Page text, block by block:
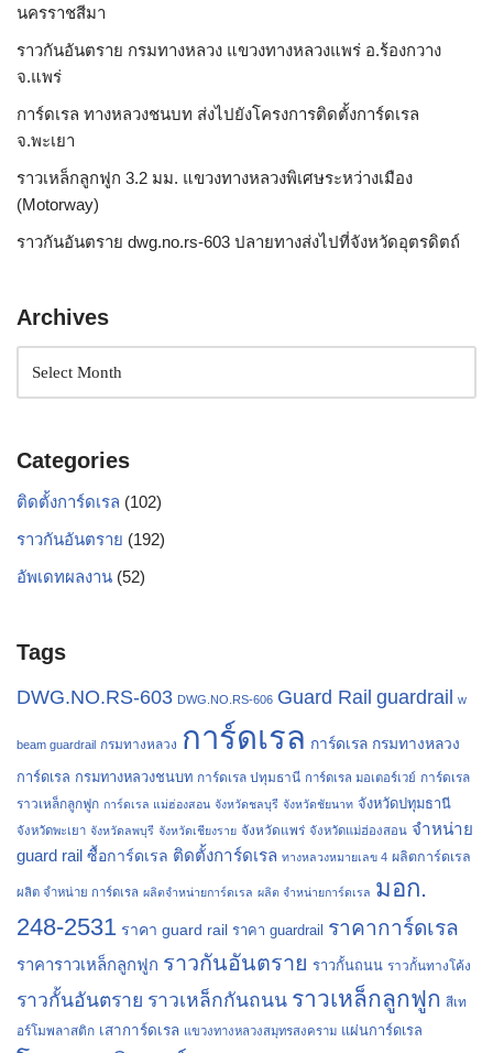
นครราชสีมา
ราวกันอันตราย กรมทางหลวง แขวงทางหลวงแพร่ อ.ร้องกวาง
จ.แพร่
การ์ดเรล ทางหลวงชนบท ส่งไปยังโครงการติดตั้งการ์ดเรล
จ.พะเยา
ราวเหล็กลูกฟูก 3.2 มม. แขวงทางหลวงพิเศษระหว่างเมือง
(Motorway)
ราวกันอันตราย dwg.no.rs-603 ปลายทางส่งไปที่จังหวัดอุตรดิตถ์
Archives
Categories
ติดตั้งการ์ดเรล (102)
ราวกันอันตราย (192)
อัพเดทผลงาน (52)
Tags
DWG.NO.RS-603 DWG.NO.RS-606 Guard Rail guardrail w
beam guardrail กรมทางหลวง การ์ดเรล การ์ดเรล กรมทางหลวง
การ์ดเรล กรมทางหลวงชนบท การ์ดเรล ปทุมธานี การ์ดเรล มอเตอร์เวย์ การ์ดเรล
ราวเหล็กลูกฟูก การ์ดเรล แม่ฮ่องสอน จังหวัดชลบุรี จังหวัดชัยนาท จังหวัดปทุมธานี
จังหวัดพะเยา จังหวัดลพบุรี จังหวัดเชียงราย จังหวัดแพร่ จังหวัดแม่ฮ่องสอน จำหน่าย
guard rail ซื้อการ์ดเรล ติดตั้งการ์ดเรล ทางหลวงหมายเลข 4 ผลิตการ์ดเรล
ผลิต จำหน่าย การ์ดเรล ผลิตจำหน่ายการ์ดเรล ผลิต จำหน่ายการ์ดเรล มอก.
248-2531 ราคา guard rail ราคา guardrail ราคาการ์ดเรล
ราคาราวเหล็กลูกฟูก ราวกันอันตราย ราวกั้นถนน ราวกั้นทางโค้ง
ราวกั้นอันตราย ราวเหล็กกันถนน ราวเหล็กลูกฟูก สีเท
อร์โมพลาสติก เสาการ์ดเรล แขวงทางหลวงสมุทรสงคราม แผ่นการ์ดเรล